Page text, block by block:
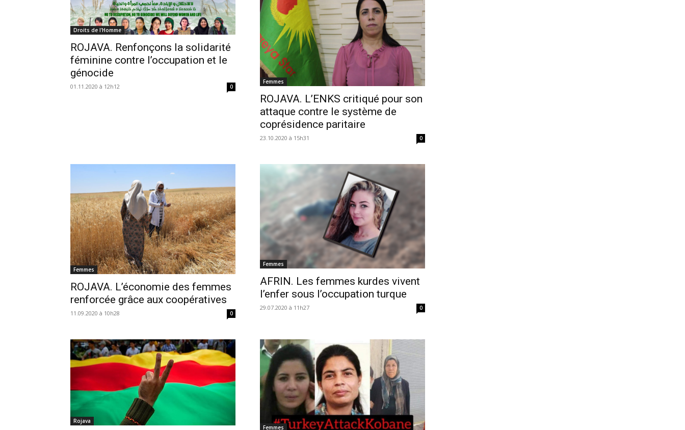
Droits de l'Homme
ROJAVA. Renfonçons la solidarité
féminine contre l’occupation et le
génocide
01.11.2020 à 12h12 0
Femmes
ROJAVA. L’ENKS critiqué pour son
attaque contre le système de
coprésidence paritaire
23.10.2020 à 15h31 0
Femmes
ROJAVA. L’économie des femmes
renforcée grâce aux coopératives
11.09.2020 à 10h28 0
Femmes
AFRIN. Les femmes kurdes vivent
l’enfer sous l’occupation turque
29.07.2020 à 11h27 0
Rojava
Femmes